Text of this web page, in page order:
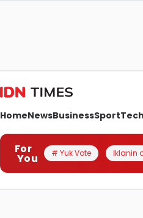
HomeNewsBusinessSportTech
For
You # Yuk Vote Iklanin